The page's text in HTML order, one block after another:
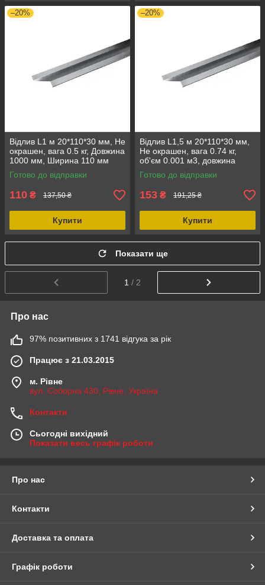
–20%
Відлив L1 м 20*110*30 мм, Не
окрашен, вага 0.5 кг, Довжина
1000 мм, Ширина 110 мм
Готово до відправки
110 ₴ 137,50 ₴
Купити
–20%
Відлив L1,5 м 20*110*30 мм,
Не окрашен, вага 0.74 кг,
об'єм 0.001 м3, довжина
1500 мм, ширина 110 мм
Готово до відправки
153 ₴ 191,25 ₴
Купити
Показати ще
1 / 2
Про нас
97% позитивних з 1741 відгука за рік
Працює з 21.03.2015
м. Рівне
вул. Соборна 430, Рівне, Україна
Контакти
Сьогодні вихідний
Показати весь графік роботи
Про нас
Контакти
Доставка та оплата
Графік роботи